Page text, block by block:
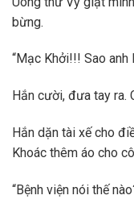
bừng.
“Mạc Khởi!!! Sao
Hắn cười, đưa tay ra.
Hắn dặn tài xế cho
Khoác thêm áo cho
“Bệnh viện nói thế